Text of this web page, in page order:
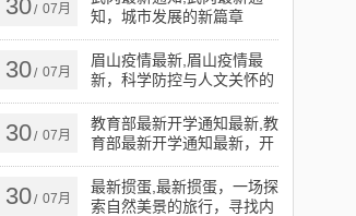
30/ 07月
知，城市发展的新篇章
30/ 07月
眉山疫情最新,眉山疫情最
新，科学防控与人文关怀的
平衡之道
30/ 07月
教育部最新开学通知最新,教
育部最新开学通知最新，开
启学习新篇章，拥抱自信与
成就
30/ 07月
最新掼蛋,最新掼蛋，一场探
索自然美景的旅行，寻找内